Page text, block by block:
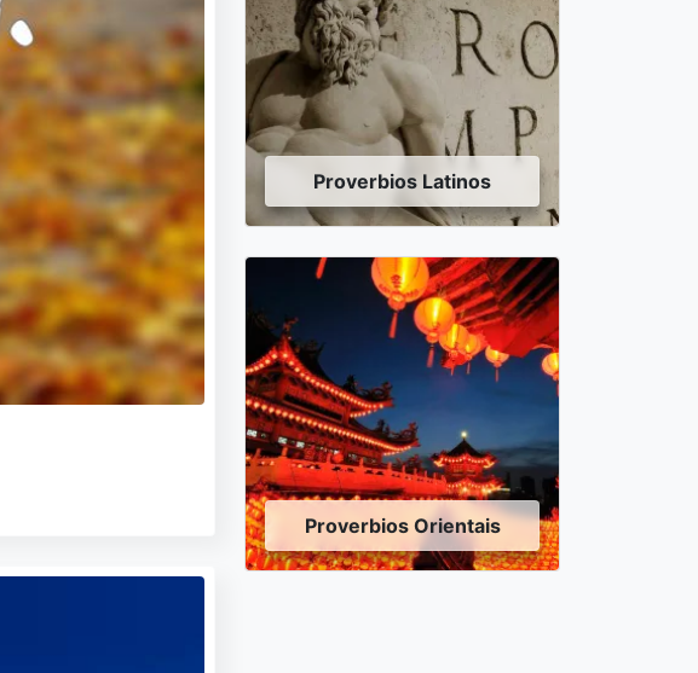
Proverbios Latinos
Proverbios Orientais